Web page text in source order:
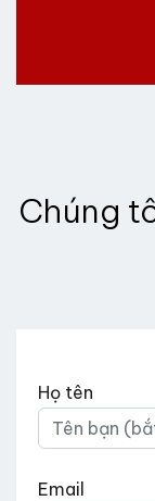
Chúng
Họ tên
Email